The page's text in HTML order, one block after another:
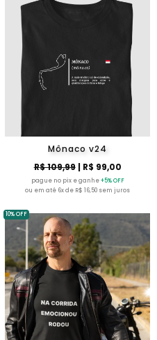
Mônaco v24
R$ 109,99| R$ 99,00
pague no pix e ganhe+5% OFF
ou em até 6x de R$ 16,50 sem juros
10% OFF